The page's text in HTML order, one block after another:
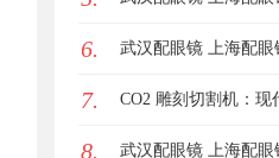
6. 武汉配眼镜 上海配眼
7. CO2 雕刻切割机：
8. 武汉配眼镜 上海配眼